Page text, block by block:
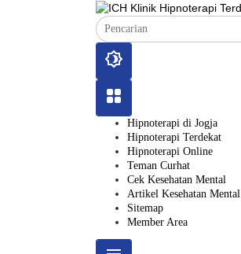
Hipnoterapi di Jogja
Hipnoterapi Terdekat
Hipnoterapi Online
Teman Curhat
Cek Kesehatan Mental
Artikel Kesehatan Mental
Sitemap
Member Area